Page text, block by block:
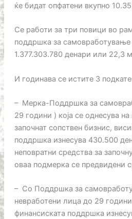
ќе бидат опфатени вкупно
Се работи за три повици во
поддршка за самовработување
1.377.303.780 денари или 22,3
И годинава се истите 3
– Мерка-Поддршка за
29 години ) која се однесува
започнат сопствен бизнис,
поддршка изнесува 430.500
неповратни средства за
оваа подмерка се предвидени
– Со Поддршка за
невработени лица до 29
финансиската поддршка